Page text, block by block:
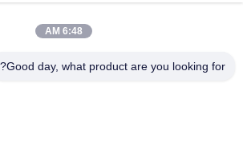
6:48 AM
Good day, what product are you looking for?